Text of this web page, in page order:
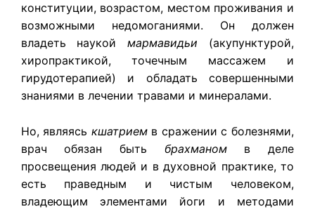
конституции, возрастом, местом проживания и
возможными недомоганиями. Он должен
владеть наукоймармавидьи (акупунктурой,
хиропрактикой, точечным массажем и
гирудотерапией) и обладать совершенными
знаниями в лечении травами и минералами.
Но, являясь кшатриемв сражении с болезнями,
врач обязан быть брахманомв деле
просвещения людей и в духовной практике, то
есть праведным и чистым человеком,
владеющим элементами йоги и методами